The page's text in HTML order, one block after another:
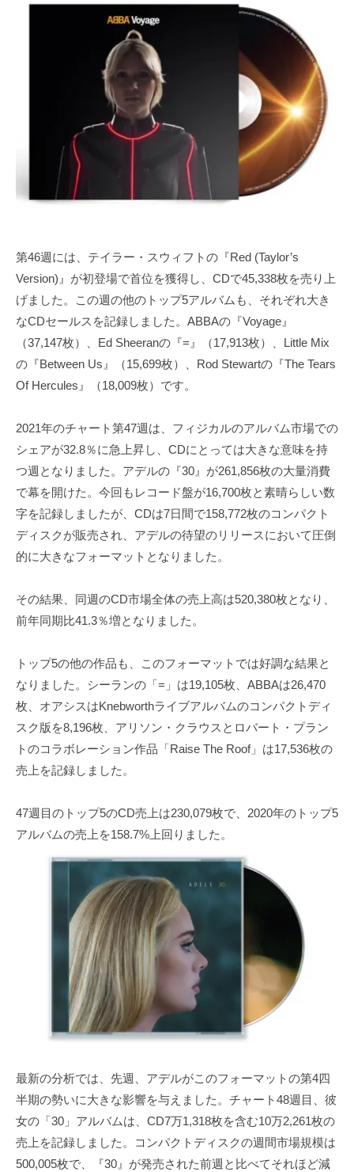
第46週には、テイラー・スウィフトの『Red (Taylor’s
Version)』が初登場で首位を獲得し、CDで45,338枚を売り上
げました。この週の他のトップ5アルバムも、それぞれ大き
なCDセールスを記録しました。ABBAの『Voyage』
（37,147枚）、Ed Sheeranの『=』（17,913枚）、Little Mix
の『Between Us』（15,699枚）、Rod Stewartの『The Tears
Of Hercules』（18,009枚）です。
2021年のチャート第47週は、フィジカルのアルバム市場での
シェアが32.8％に急上昇し、CDにとっては大きな意味を持
つ週となりました。アデルの『30』が261,856枚の大量消費
で幕を開けた。今回もレコード盤が16,700枚と素晴らしい数
字を記録しましたが、CDは7日間で158,772枚のコンパクト
ディスクが販売され、アデルの待望のリリースにおいて圧倒
的に大きなフォーマットとなりました。
その結果、同週のCD市場全体の売上高は520,380枚となり、
前年同期比41.3％増となりました。
トップ5の他の作品も、このフォーマットでは好調な結果と
なりました。シーランの「=」は19,105枚、ABBAは26,470
枚、オアシスはKnebworthライブアルバムのコンパクトディ
スク版を8,196枚、アリソン・クラウスとロバート・プラン
トのコラボレーション作品「Raise The Roof」は17,536枚の
売上を記録しました。
47週目のトップ5のCD売上は230,079枚で、2020年のトップ5
アルバムの売上を158.7%上回りました。
最新の分析では、先週、アデルがこのフォーマットの第4四
半期の勢いに大きな影響を与えました。チャート48週目、彼
女の「30」アルバムは、CD7万1,318枚を含む10万2,261枚の
売上を記録しました。コンパクトディスクの週間市場規模は
500,005枚で、『30』が発売された前週と比べてそれほど減